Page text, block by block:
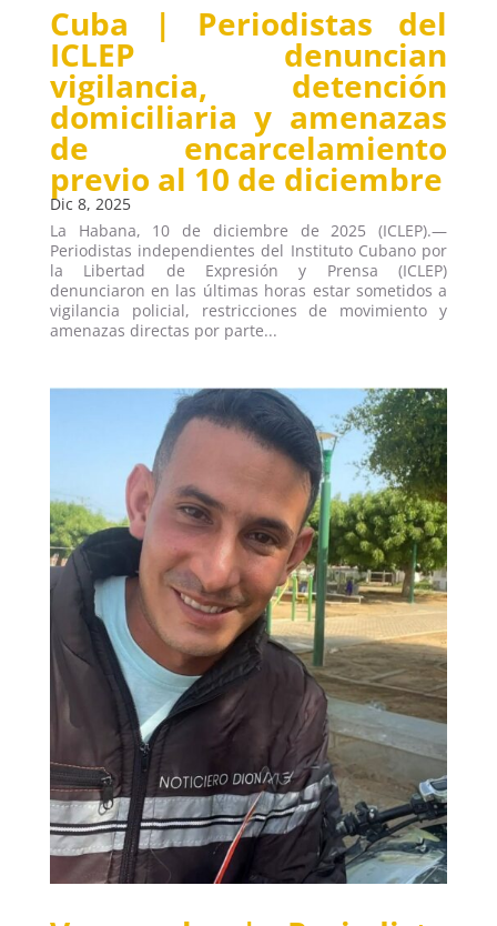
Cuba | Periodistas del
ICLEP denuncian
vigilancia, detención
domiciliaria y amenazas
de encarcelamiento
previo al 10 de diciembre
Dic 8, 2025
La Habana, 10 de diciembre de 2025 (ICLEP).—
Periodistas independientes del Instituto Cubano por
la Libertad de Expresión y Prensa (ICLEP)
denunciaron en las últimas horas estar sometidos a
vigilancia policial, restricciones de movimiento y
amenazas directas por parte...